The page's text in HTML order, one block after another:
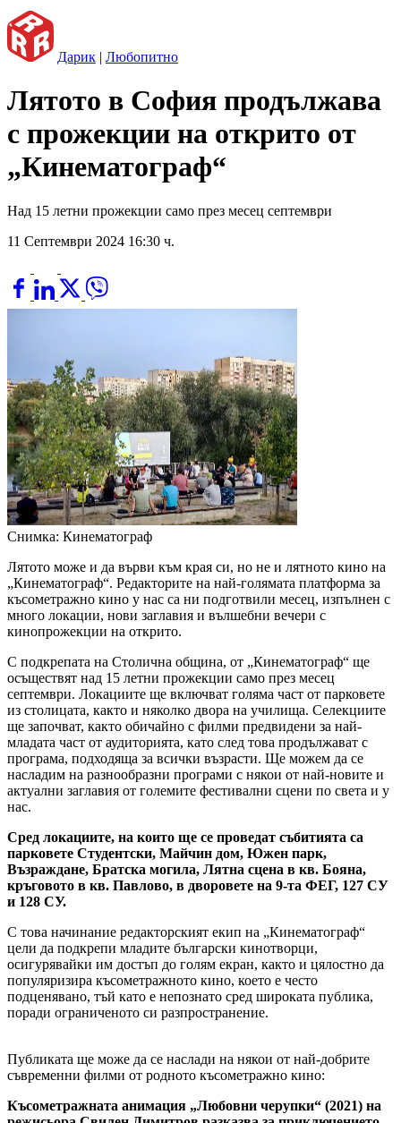
Дарик | Любопитно
Лятото в София продължава
с прожекции на открито от
„Кинематограф“
Над 15 летни прожекции само през месец септември
11 Септември 2024 16:30 ч.
Снимка: Кинематограф
Лятото може и да върви към края си, но не и лятното кино на
„Кинематограф“. Редакторите на най-голямата платформа за
късометражно кино у нас са ни подготвили месец, изпълнен с
много локации, нови заглавия и вълшебни вечери с
кинопрожекции на открито.
С подкрепата на Столична община, от „Кинематограф“ ще
осъществят над 15 летни прожекции само през месец
септември. Локациите ще включват голяма част от парковете
из столицата, както и няколко двора на училища. Селекциите
ще започват, както обичайно с филми предвидени за най-
младата част от аудиторията, като след това продължават с
програма, подходяща за всички възрасти. Ще можем да се
насладим на разнообразни програми с някои от най-новите и
актуални заглавия от големите фестивални сцени по света и у
нас.
Сред локациите, на които ще се проведат събитията са
парковете Студентски, Майчин дом, Южен парк,
Възраждане, Братска могила, Лятна сцена в кв. Бояна,
кръговото в кв. Павлово, в дворовете на 9-та ФЕГ, 127 СУ
и 128 СУ.
С това начинание редакторският екип на „Кинематограф“
цели да подкрепи младите български кинотворци,
осигурявайки им достъп до голям екран, както и цялостно да
популяризира късометражното кино, което е често
подценявано, тъй като е непознато сред широката публика,
поради ограниченото си разпространение.
Публиката ще може да се наслади на някои от най-добрите
съвременни филми от родното късометражно кино:
Късометражната анимация „Любовни черупки“ (2021) на